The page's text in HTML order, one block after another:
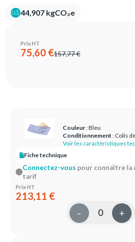
44,907 kgCO₂e
Prix HT
75,60 €157,77 €
Couleur: Bleu
Conditionnement : Colis
Voir les caractéristiques
Fiche technique
Connectez-vous pour connaître
tarif
Prix HT
213,11 €
– +